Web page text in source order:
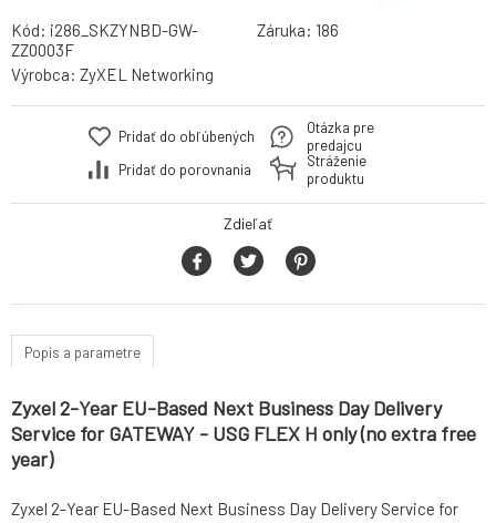
Kód: i286_SKZYNBD-GW-
ZZ0003F
Záruka: 186
Výrobca: ZyXEL Networking
Pridať do obľúbených
Pridať do porovnania
Otázka pre
predajcu
Stráženie
produktu
Zdieľať
Popis a parametre
Zyxel 2-Year EU-Based Next Business Day Delivery
Service for GATEWAY - USG FLEX H only (no extra free
year)
Zyxel 2-Year EU-Based Next Business Day Delivery Service for